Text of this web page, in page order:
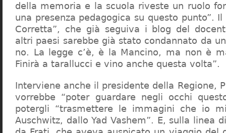
della memoria e la scuola riveste un ruolo
una presenza pedagogica su questo punto”.
Corretta”, che già seguiva i blog del
altri paesi sarebbe già stato condannato da
no. La legge c’è, è la Mancino, ma non è
Finirà a tarallucci e vino anche questa volta”.
Interviene anche il presidente della Regione,
vorrebbe “poter guardare negli occhi
potergli “trasmettere le immagini che io
Auschwitz, dallo Yad Vashem”. E, sulla linea